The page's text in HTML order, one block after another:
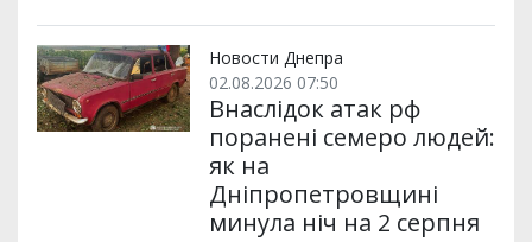
Новости Днепра
02.08.2026 07:50
Внаслідок атак рф
поранені семеро людей:
як на
Дніпропетровщині
минула ніч на 2 серпня